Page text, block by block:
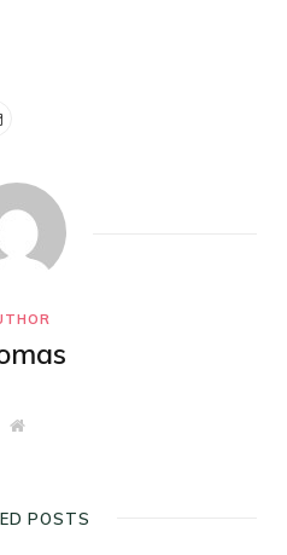
W
t
ePOSTS